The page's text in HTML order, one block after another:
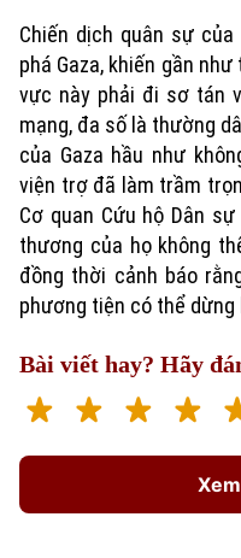
Đất đai
Kinh nghiệm
Xe máy
Thị trường
Đánh giá
Tuyển sinh
Hướng nghiệp
Văn hóa
Tin tức
Làng nghề
Di tích
Sức khỏe
Y tế
Dinh dưỡng
Tư vấn sức khỏe
Thể thao
Bóng đá
Quần vợt
Giải trí
Tin tức
Điện ảnh
Thời trang
Âm nhạc
Đã phát sóng
Chiến dịch quân sự
phá Gaza, khiến gần
vực này phải đi sơ tán
mạng, đa số là thường
của Gaza hầu như
viện trợ đã làm trầm
Cơ quan Cứu hộ Dân
thương của họ không
đồng thời cảnh báo
phương tiện có thể dừng
Bài viết hay? Hãy